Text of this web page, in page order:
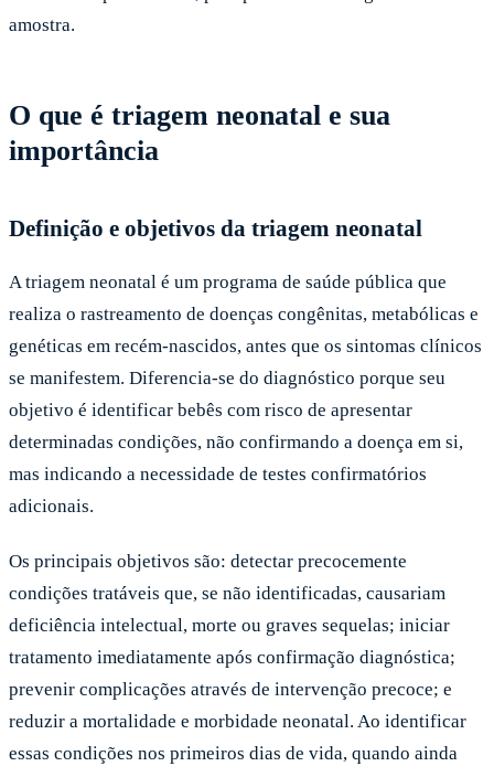
amostra.
O que é triagem neonatal e sua
importância
Definição e objetivos da triagem neonatal
A triagem neonatal é um programa de saúde pública que
realiza o rastreamento de doenças congênitas, metabólicas e
genéticas em recém-nascidos, antes que os sintomas clínicos
se manifestem. Diferencia-se do diagnóstico porque seu
objetivo é identificar bebês com risco de apresentar
determinadas condições, não confirmando a doença em si,
mas indicando a necessidade de testes confirmatórios
adicionais.
Os principais objetivos são: detectar precocemente
condições tratáveis que, se não identificadas, causariam
deficiência intelectual, morte ou graves sequelas; iniciar
tratamento imediatamente após confirmação diagnóstica;
prevenir complicações através de intervenção precoce; e
reduzir a mortalidade e morbidade neonatal. Ao identificar
essas condições nos primeiros dias de vida, quando ainda